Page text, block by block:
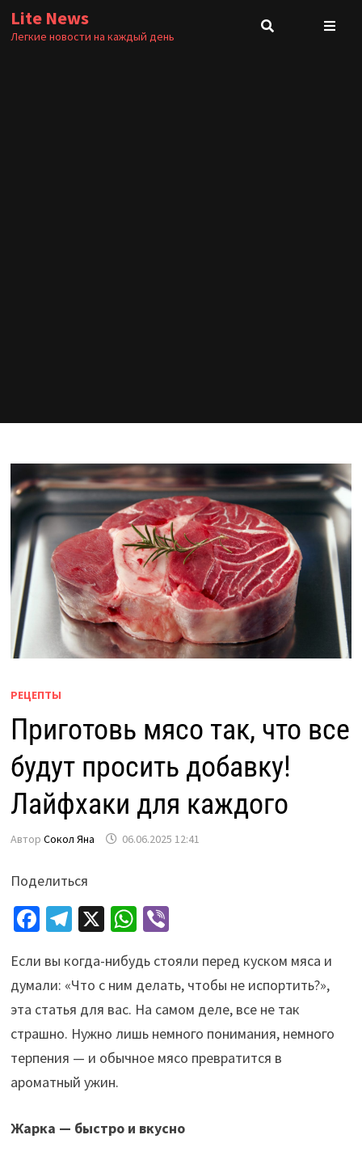
Перейти
Lite News
Легкие новости на каждый день
РЕЦЕПТЫ
Приготовь мясо так, что все
будут просить добавку!
Лайфхаки для каждого
Автор Сокол Яна 06.06.2025 12:41
Поделиться
Fa
b
o
o
k
Te
gr
a
m
X W
at
sA
p
p
Vi
er
Если вы когда-нибудь стояли перед куском мяса и
думали: «Что с ним делать, чтобы не испортить?»,
эта статья для вас. На самом деле, все не так
страшно. Нужно лишь немного понимания, немного
терпения — и обычное мясо превратится в
ароматный ужин.
Жарка — быстро и вкусно